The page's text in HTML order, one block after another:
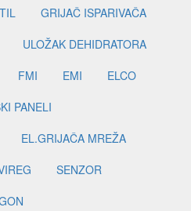
GRIJAČ ISPARIVAČA
ULOŽAK DEHIDRATORA
FMI EMI
ELCO
PANELI
EL.GRIJAČA MREŽA
SENZOR